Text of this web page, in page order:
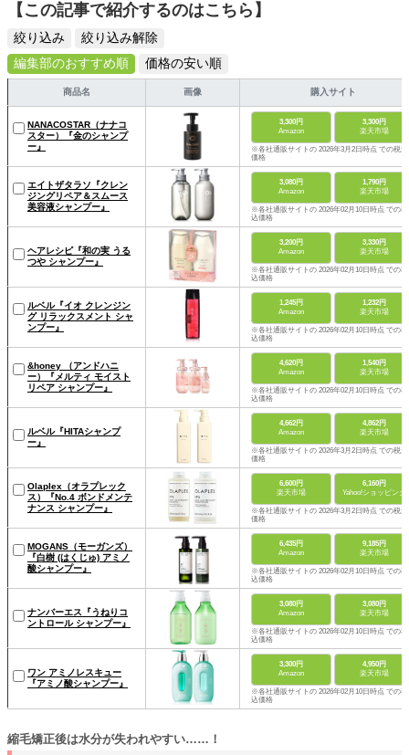
【この記事で紹介するのはこちら】
絞り込み
絞り込み解除
編集部のおすすめ順
価格の安い順
商品名 画像 購入サイト
NANACOSTAR（ナナコ
スター）『金のシャンプ
ー』
3,300円
Amazon
3,300円
楽天市場
※各社通販サイトの 2026年3月2日時点 での税込
価格
エイトザタラソ『クレン
ジングリペア＆スムース
美容液シャンプー』
3,080円
Amazon
1,790円
楽天市場
※各社通販サイトの 2026年02月10日時点 での税
込価格
ヘアレシピ『和の実 うる
つや シャンプー』
3,200円
Amazon
3,330円
楽天市場
※各社通販サイトの 2026年02月10日時点 での税
込価格
ルベル『イオ クレンジン
グ リラックスメント シャ
ンプー』
1,245円
Amazon
1,232円
楽天市場
※各社通販サイトの 2026年02月10日時点 での税
込価格
&honey （アンドハニ
ー）『メルティ モイスト
リペア シャンプー』
4,620円
Amazon
1,540円
楽天市場
※各社通販サイトの 2026年02月10日時点 での税
込価格
ルベル『HITAシャンプ
ー』
4,662円
Amazon
4,862円
楽天市場
※各社通販サイトの 2026年3月2日時点 での税込
価格
Olaplex（オラプレック
ス）『No.4 ボンドメンテ
ナンス シャンプー』
6,600円
楽天市場
6,160円
Yahoo!ショッピング
※各社通販サイトの 2026年3月2日時点 での税込
価格
MOGANS（モーガンズ）
『白樹 (はくじゅ) アミノ
酸シャンプー』
6,435円
Amazon
9,185円
楽天市場
※各社通販サイトの 2026年02月10日時点 での税
込価格
ナンバーエス『うねりコ
ントロール シャンプー』
3,080円
Amazon
3,080円
楽天市場
※各社通販サイトの 2026年02月10日時点 での税
込価格
ワン アミノレスキュー
『アミノ酸シャンプー』
3,300円
Amazon
4,950円
楽天市場
※各社通販サイトの 2026年02月10日時点 での税
込価格
縮毛矯正後は水分が失われやすい……！